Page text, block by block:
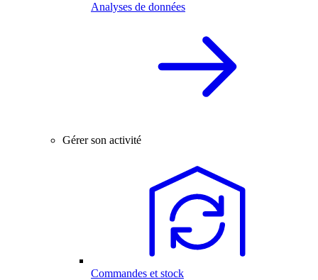
Analyses de données
Gérer son activité
Commandes et stock